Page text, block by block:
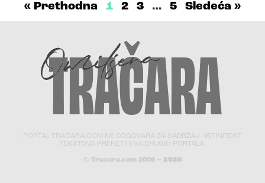
« Prethodna 1 2 3 … 5 Sledeća »
PORTAL TRACARA.COM NE ODGOVARA ZA SADRŽAJ I ISTINITOST
TEKSTOVA PRENETIH SA DRUGIH PORTALA.
© Tracara.com 2008 – 2026